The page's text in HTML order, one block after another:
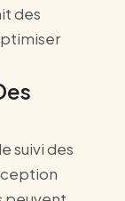
des
suivi des